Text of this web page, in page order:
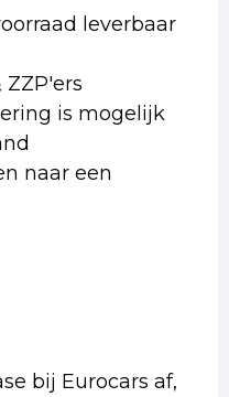
leverbaar
ZZP'ers
is mogelijk
naar een
bij Eurocars af,